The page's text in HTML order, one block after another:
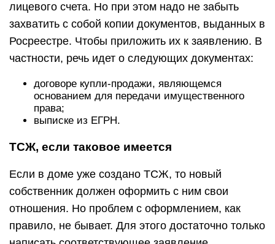
лицевого счета. Но при этом надо не забыть
захватить с собой копии документов, выданных в
Росреестре. Чтобы приложить их к заявлению. В
частности, речь идет о следующих документах:
договоре купли-продажи, являющемся
основанием для передачи имущественного
права;
выписке из ЕГРН.
ТСЖ, если таковое имеется
Если в доме уже создано ТСЖ, то новый
собственник должен оформить с ним свои
отношения. Но проблем с оформлением, как
правило, не бывает. Для этого достаточно только